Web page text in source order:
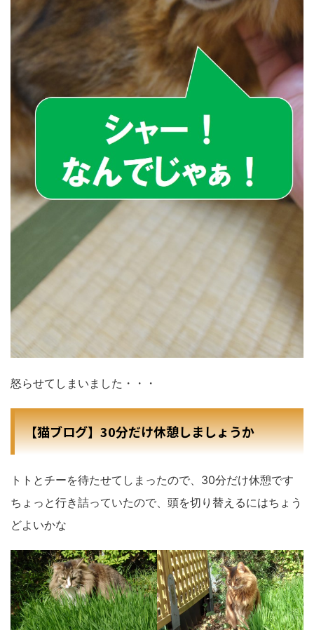
怒らせてしまいました・・・
【猫ブログ】30分だけ休憩しましょうか
トトとチーを待たせてしまったので、30分だけ休憩です
ちょっと行き詰っていたので、頭を切り替えるにはちょう
どよいかな